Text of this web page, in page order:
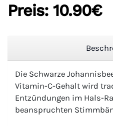
Preis: 10.90‎€
Die Schwarze
Vitamin-C-Gehalt wird
Entzündungen im Hals-
beanspruchten